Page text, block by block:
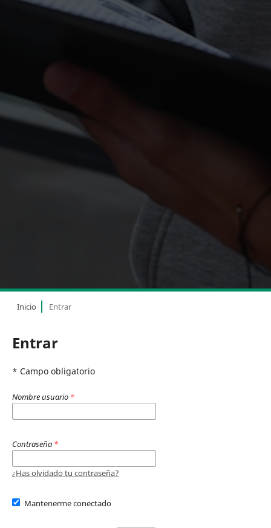
Inicio Entrar
Entrar
* Campo obligatorio
Nombre usuario *
Contraseña *
¿Has olvidado tu contraseña?
Mantenerme conectado